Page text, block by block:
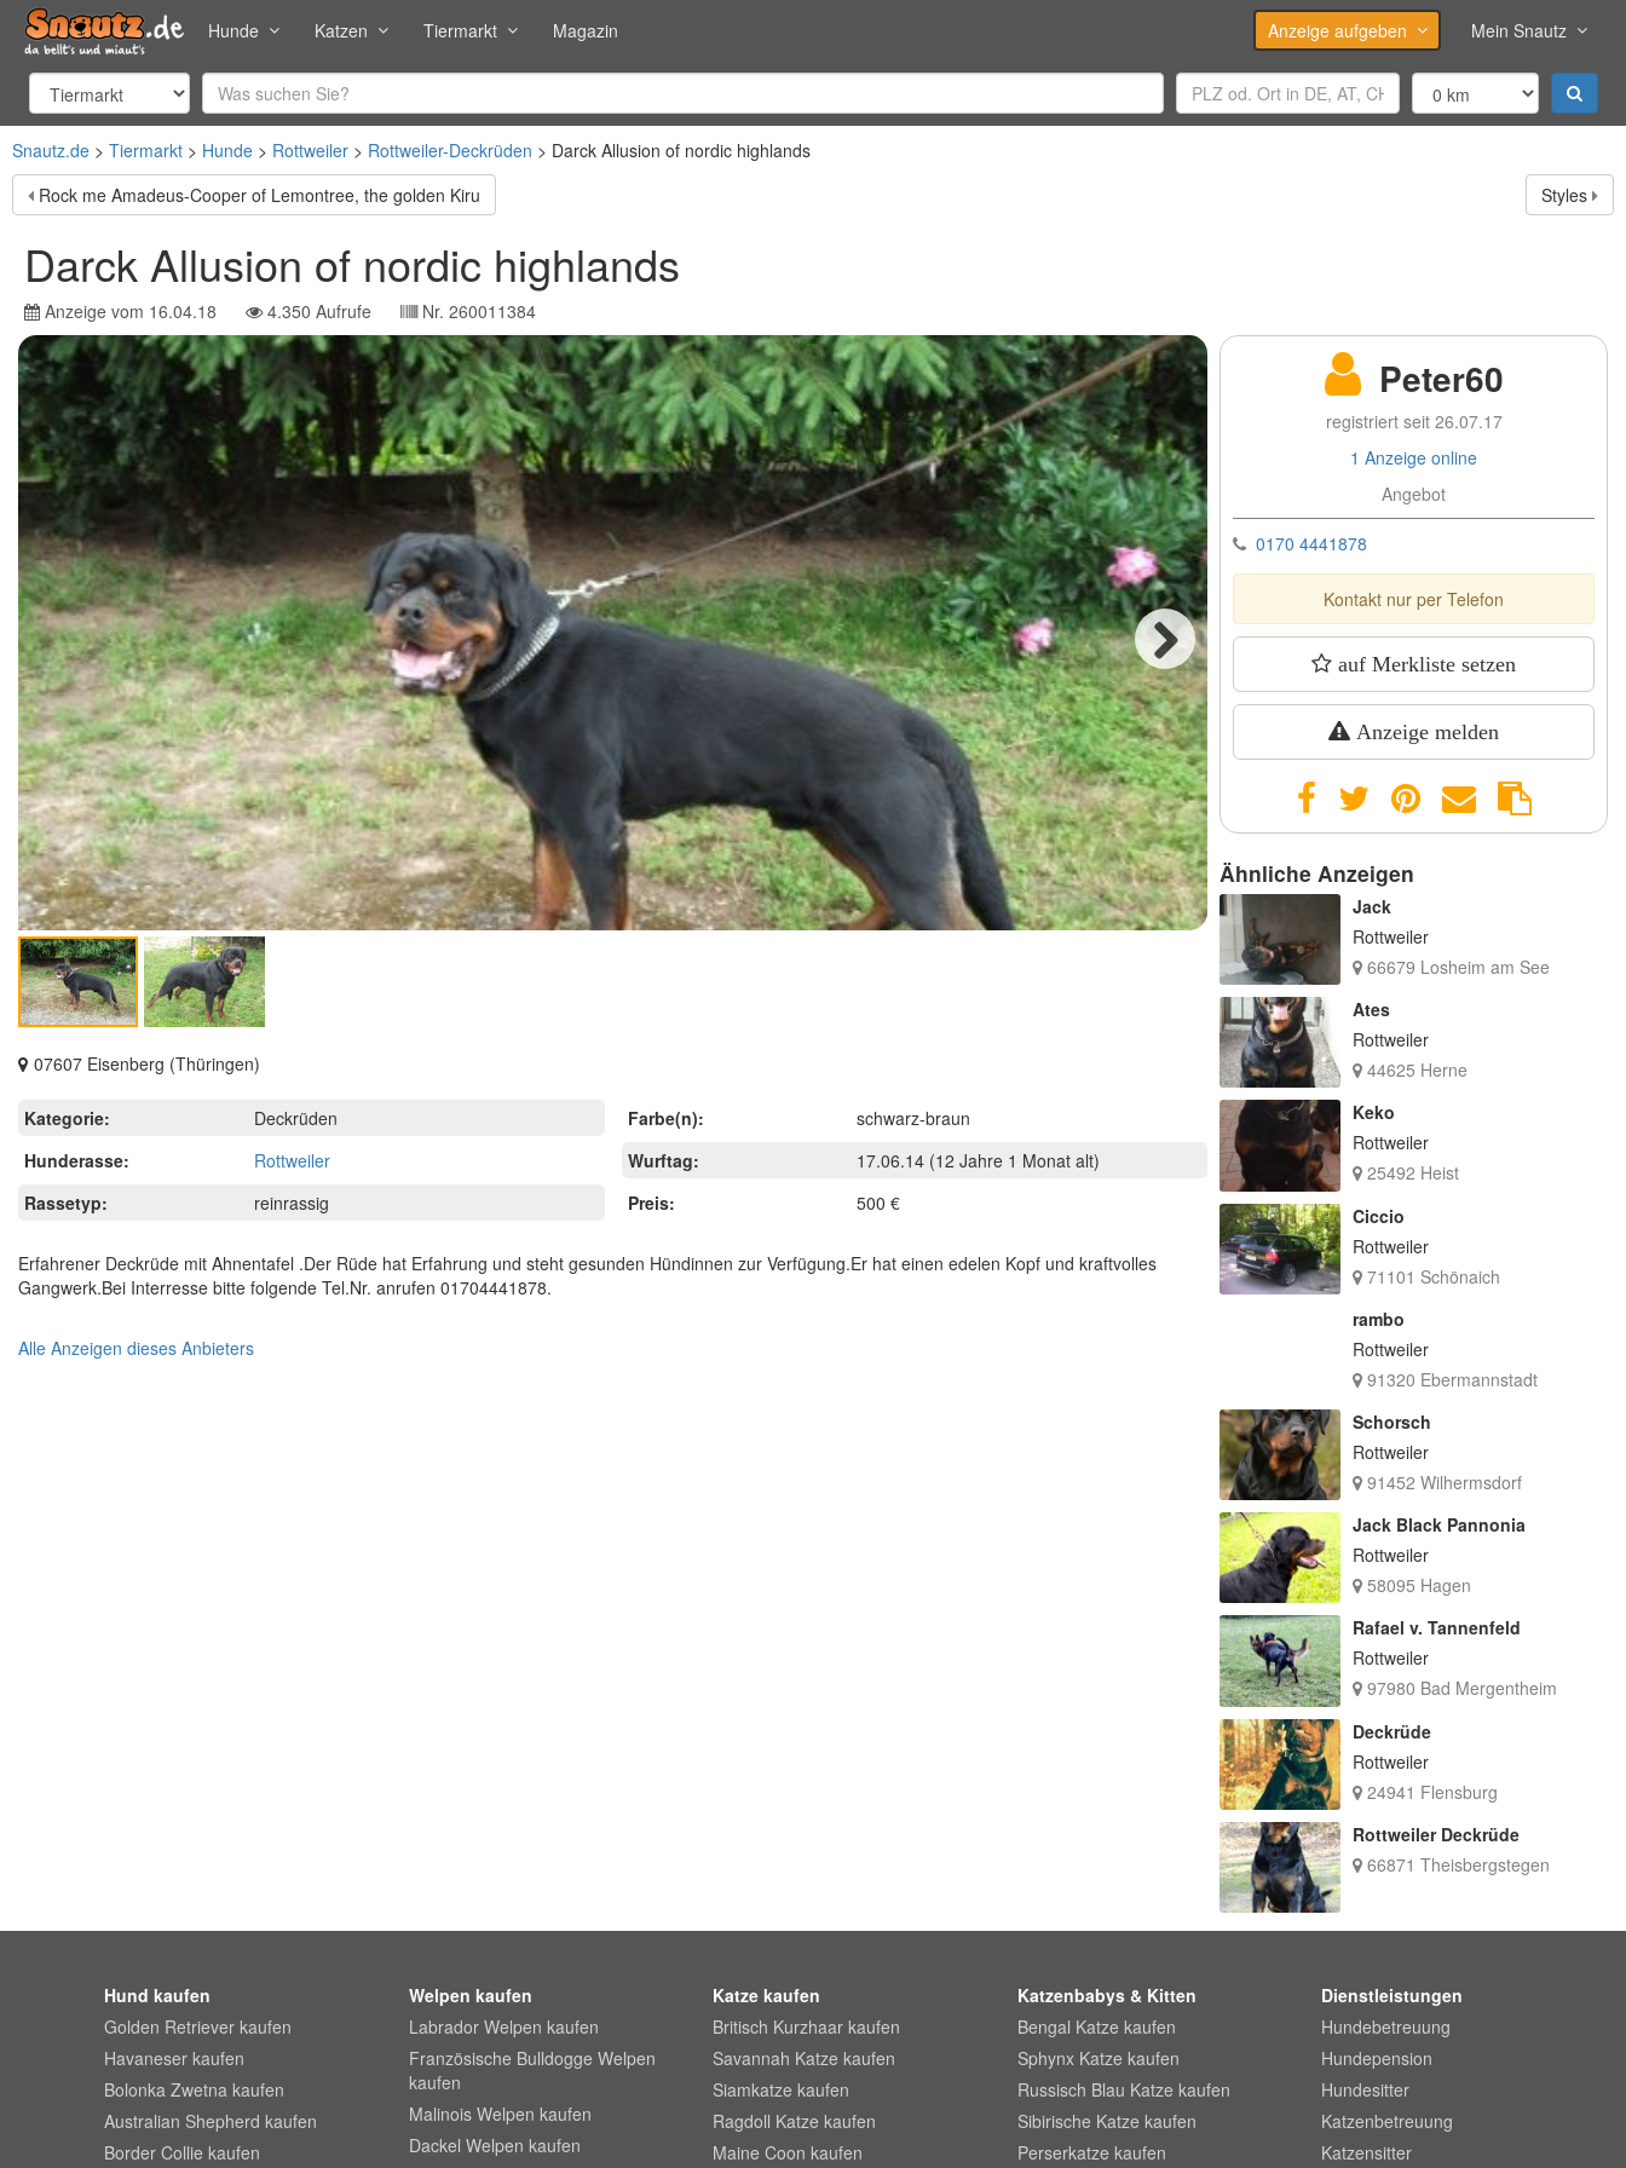
Hunde Katzen Tiermarkt Magazin Anzeige aufgeben Mein Snautz
Snautz.de Tiermarkt Hunde Rottweiler Rottweiler-Deckrüden
Darck Allusion of nordic highlands
Rock me Amadeus-Cooper of Lemontree, the golden Kiru
Styles
Darck Allusion of nordic highlands
Anzeige vom 16.04.18 4.350 Aufrufe Nr. 260011384
Next
07607 Eisenberg (Thüringen)
Kategorie:
Deckrüden
Hunderasse:
Rottweiler
Rassetyp:
reinrassig
Farbe(n):
schwarz-braun
Wurftag:
17.06.14 (12 Jahre 1 Monat alt)
Preis:
500 €
Erfahrener Deckrüde mit Ahnentafel .Der Rüde hat Erfahrung und steht gesunden Hündinnen zur Verfügung.Er hat einen edelen Kopf und kraftvolles
Gangwerk.Bei Interresse bitte folgende Tel.Nr. anrufen 01704441878.
Alle Anzeigen dieses Anbieters
Peter60
registriert seit 26.07.17
1 Anzeige online
Angebot
0170 4441878
Kontakt nur per Telefon
auf Merkliste setzen
Anzeige melden
Ähnliche Anzeigen
Jack
Rottweiler
66679 Losheim am See
Ates
Rottweiler
44625 Herne
Keko
Rottweiler
25492 Heist
Ciccio
Rottweiler
71101 Schönaich
rambo
Rottweiler
91320 Ebermannstadt
Schorsch
Rottweiler
91452 Wilhermsdorf
Jack Black Pannonia
Rottweiler
58095 Hagen
Rafael v. Tannenfeld
Rottweiler
97980 Bad Mergentheim
Deckrüde
Rottweiler
24941 Flensburg
Rottweiler Deckrüde
66871 Theisbergstegen
Hund kaufen
Golden Retriever kaufen
Havaneser kaufen
Bolonka Zwetna kaufen
Australian Shepherd kaufen
Border Collie kaufen
Welpen kaufen
Labrador Welpen kaufen
Französische Bulldogge Welpen
kaufen
Malinois Welpen kaufen
Dackel Welpen kaufen
Katze kaufen
Britisch Kurzhaar kaufen
Savannah Katze kaufen
Siamkatze kaufen
Ragdoll Katze kaufen
Maine Coon kaufen
Katzenbabys & Kitten
Bengal Katze kaufen
Sphynx Katze kaufen
Russisch Blau Katze kaufen
Sibirische Katze kaufen
Perserkatze kaufen
Dienstleistungen
Hundebetreuung
Hundepension
Hundesitter
Katzenbetreuung
Katzensitter